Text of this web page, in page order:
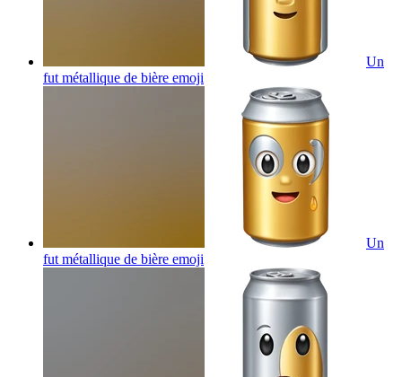
Un
fut métallique de bière emoji
Un
fut métallique de bière emoji